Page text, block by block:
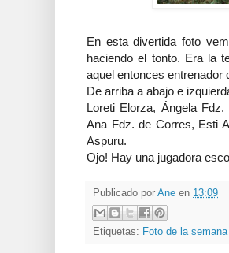
En esta divertida foto
haciendo el tonto. Era la
aquel entonces entrenador
De arriba a abajo e
Loreti Elorza, Ángela
Ana Fdz. de Corres, Esti
Aspuru.
Ojo! Hay una jugadora
Publicado por Ane en 13:09
Etiquetas: Foto de la semana